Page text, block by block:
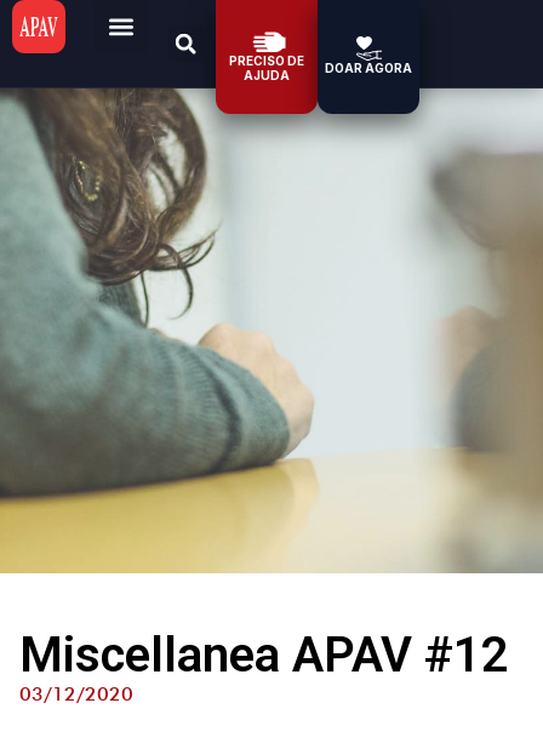
PRECISO DE
AJUDA
DOAR AGORA
Miscellanea APAV #12
03/12/2020